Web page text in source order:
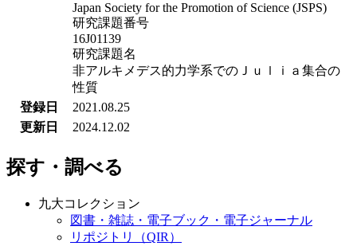
Japan Society for the Promotion of Science (JSPS)
研究課題番号
16J01139
研究課題名
非アルキメデス的力学系でのＪｕｌｉａ集合の
性質
登録日
2021.08.25
更新日
2024.12.02
探す・調べる
九大コレクション
図書・雑誌・電子ブック・電子ジャーナル
リポジトリ（QIR）